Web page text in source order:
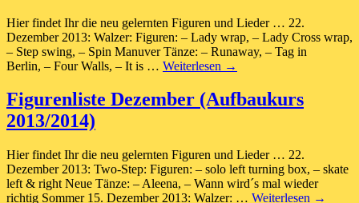
Hier findet Ihr die neu gelernten Figuren und Lieder … 22.
Dezember 2013: Walzer: Figuren: – Lady wrap, – Lady Cross wrap,
– Step swing, – Spin Manuver Tänze: – Runaway, – Tag in
Berlin, – Four Walls, – It is … Weiterlesen →
Figurenliste Dezember (Aufbaukurs
2013/2014)
Hier findet Ihr die neu gelernten Figuren und Lieder … 22.
Dezember 2013: Two-Step: Figuren: – solo left turning box, – skate
left & right Neue Tänze: – Aleena, – Wann wird´s mal wieder
richtig Sommer 15. Dezember 2013: Walzer: … Weiterlesen →